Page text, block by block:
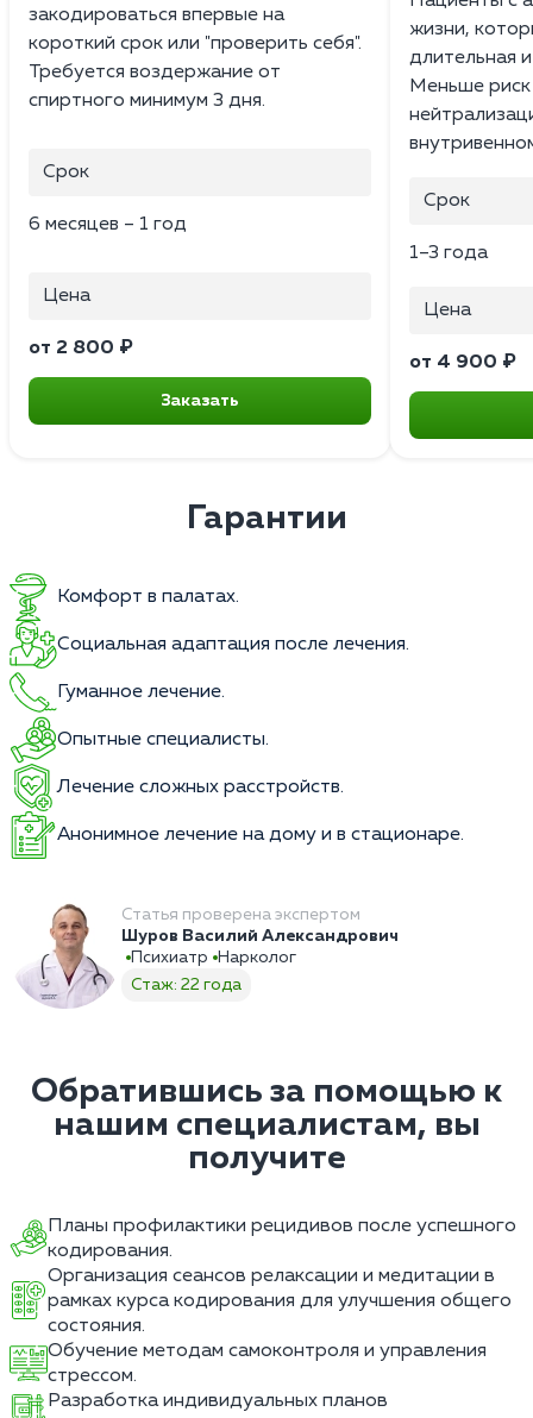
закодироваться впервые на
короткий срок или "проверить себя".
Требуется воздержание от
спиртного минимум 3 дня.
Срок
6 месяцев – 1 год
Цена
от 2 800 ₽
Заказать
жизни,
длительная
Меньше риск
Срок
1–3 года
Цена
от 4 900 ₽
Гарантии
Комфорт в палатах.
Социальная адаптация после лечения.
Гуманное лечение.
Опытные специалисты.
Лечение сложных расстройств.
Анонимное лечение на дому и в стационаре.
Статья проверена экспертом
Шуров Василий Александрович
Психиатр
Нарколог
Стаж: 22 года
Обратившись за помощью к
нашим специалистам, вы
получите
Планы профилактики рецидивов после успешного
кодирования.
Организация сеансов релаксации и медитации в
рамках курса кодирования для улучшения общего
состояния.
Обучение методам самоконтроля и управления
стрессом.
Разработка индивидуальных планов